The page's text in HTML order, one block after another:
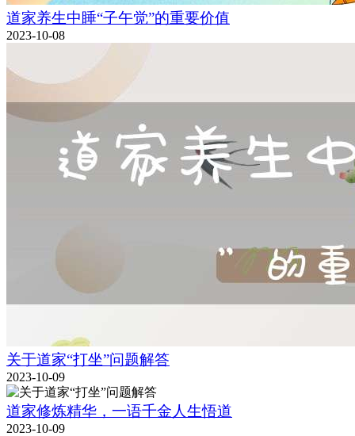
道家养生中睡“子午觉”的重要价值
2023-10-08
关于道家“打坐”问题解答
2023-10-09
道家修炼精华，一语千金人生悟道
2023-10-09